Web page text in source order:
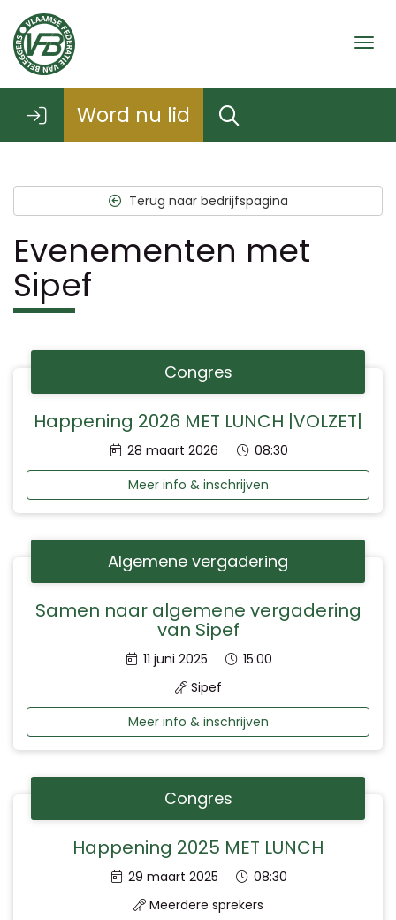
Word nu lid
Terug naar bedrijfspagina
Evenementen met
Sipef
Congres
Happening 2026 MET LUNCH |VOLZET|
Datum:
28 maart 2026 Tijd:
08:30
Meer info & inschrijven
Algemene vergadering
Samen naar algemene vergadering
van Sipef
Datum:
11 juni 2025 Tijd:
15:00
Sipef
Meer info & inschrijven
Congres
Happening 2025 MET LUNCH
Datum:
29 maart 2025 Tijd:
08:30
Meerdere sprekers